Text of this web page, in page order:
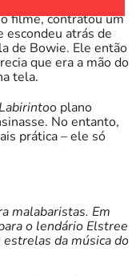
filme, contratou um
escondeu atrás de
de Bowie. Ele então
que era a mão do
tela.
o plano
No entanto,
prática – ele só
malabaristas. Em
o lendário Elstree
da música do